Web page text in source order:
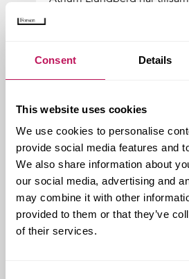
Consent Details
This website uses cookies
We use cookies to personalise
provide social media features and
We also share information about
our social media, advertising and
may combine it with other
provided to them or that they’ve
of their services.
Malmö Stad byggt en